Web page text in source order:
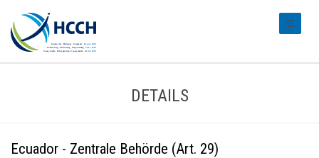
DETAILS
Ecuador - Zentrale Behörde (Art. 29)